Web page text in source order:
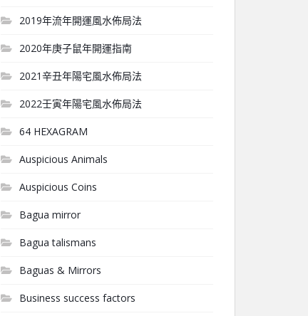
2019年流年開運風水佈局法
2020年庚子鼠年開運指南
2021辛丑年陽宅風水佈局法
2022壬寅年陽宅風水佈局法
64 HEXAGRAM
Auspicious Animals
Auspicious Coins
Bagua mirror
Bagua talismans
Baguas & Mirrors
Business success factors